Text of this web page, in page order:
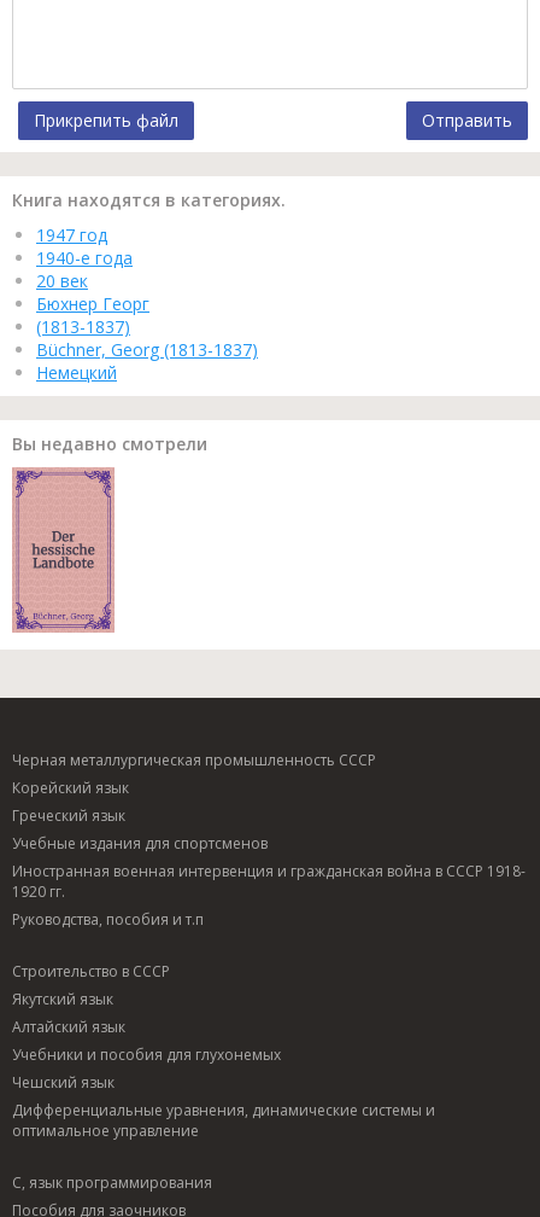
Прикрепить файл Отправить
Книга находятся в категориях.
1947 год
1940-е года
20 век
Бюхнер Георг
(1813-1837)
Büchner, Georg (1813-1837)
Немецкий
Вы недавно смотрели
Черная металлургическая промышленность СССР
Корейский язык
Греческий язык
Учебные издания для спортсменов
Иностранная военная интервенция и гражданская война в СССР 1918-
1920 гг.
Руководства, пособия и т.п
Строительство в СССР
Якутский язык
Алтайский язык
Учебники и пособия для глухонемых
Чешский язык
Дифференциальные уравнения, динамические системы и
оптимальное управление
C, язык программирования
Пособия для заочников